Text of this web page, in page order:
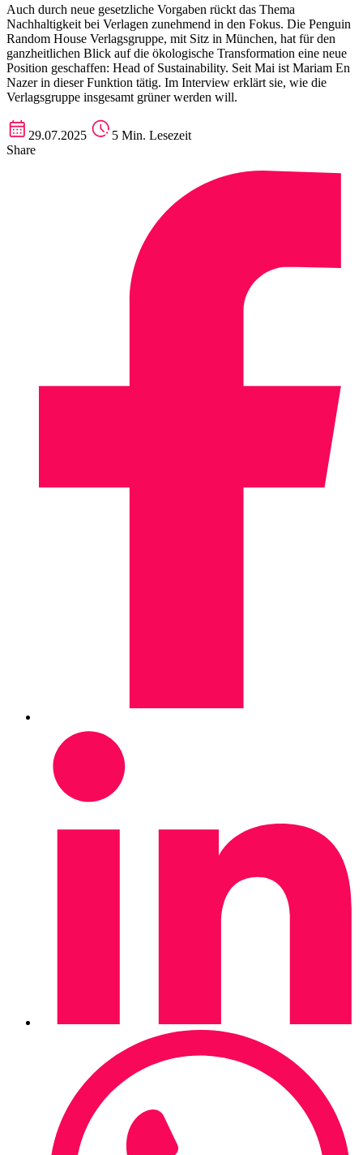
Auch durch neue gesetzliche Vorgaben rückt das Thema
Nachhaltigkeit bei Verlagen zunehmend in den Fokus. Die Penguin
Random House Verlagsgruppe, mit Sitz in München, hat für den
ganzheitlichen Blick auf die ökologische Transformation eine neue
Position geschaffen: Head of Sustainability. Seit Mai ist Mariam En
Nazer in dieser Funktion tätig. Im Interview erklärt sie, wie die
Verlagsgruppe insgesamt grüner werden will.
29.07.2025
5 Min. Lesezeit
Share